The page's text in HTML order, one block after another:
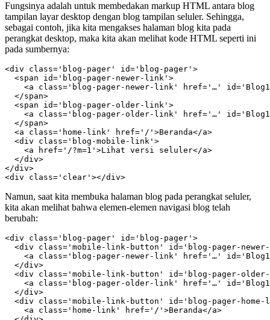
Fungsinya adalah untuk membedakan markup HTML antara blog
tampilan layar desktop dengan blog tampilan seluler. Sehingga,
sebagai contoh, jika kita mengakses halaman blog kita pada
perangkat desktop, maka kita akan melihat kode HTML seperti ini
pada sumbernya:
<div class='blog-pager' id='blog-pager'>
  <span id='blog-pager-newer-link'>
<a class='blog-pager-newer-link' href='…'
  </span>
  <span id='blog-pager-older-link'>
<a class='blog-pager-older-link' href='…'
  </span>
  <a class='home-link' href='/'>Beranda</a>
  <div class='blog-mobile-link'>
    <a href='/?m=1'>Lihat versi seluler</a>
  </div>
</div>
<div class='clear'></div>
Namun, saat kita membuka halaman blog pada perangkat seluler,
kita akan melihat bahwa elemen-elemen navigasi blog telah
berubah:
<div class='blog-pager' id='blog-pager'>
<div class='mobile-link-button' id='blog-pager-
<a class='blog-pager-newer-link' href='…'
  </div>
<div class='mobile-link-button' id='blog-pager-
<a class='blog-pager-older-link' href='…'
  </div>
<div class='mobile-link-button' id='blog-pager-home-
    <a class='home-link' href='/'>Beranda</a>